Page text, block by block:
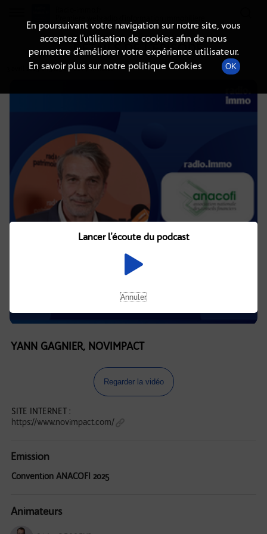
DÉTAILS DE L'ÉPISODE
3 avril 2025 à 13h23, durée : 7 minutes
YANN GAGNIER, NOVIMPACT
Regarder la vidéo
SITE INTERNET :
https://www.novimpact.com/
Emission
Convention ANACOFI 2025
Animateurs
En poursuivant votre navigation sur notre site, vous
acceptez l’utilisation de cookies afin de nous
permettre d’améliorer votre expérience utilisateur.
En savoir plus sur notre politique Cookies
OK
Lancer l'écoute du podcast
Annuler